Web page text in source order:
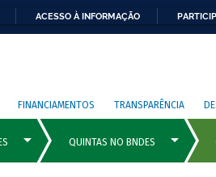
ACESSO À INFORMAÇÃO
FINANCIAMENTOS TRANSPARÊNCIA